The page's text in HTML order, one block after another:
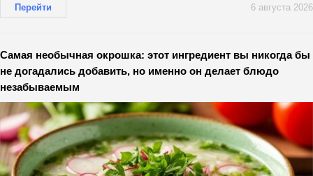
Перейти 6 августа 2026
Самая необычная окрошка: этот ингредиент вы никогда бы
не догадались добавить, но именно он делает блюдо
незабываемым